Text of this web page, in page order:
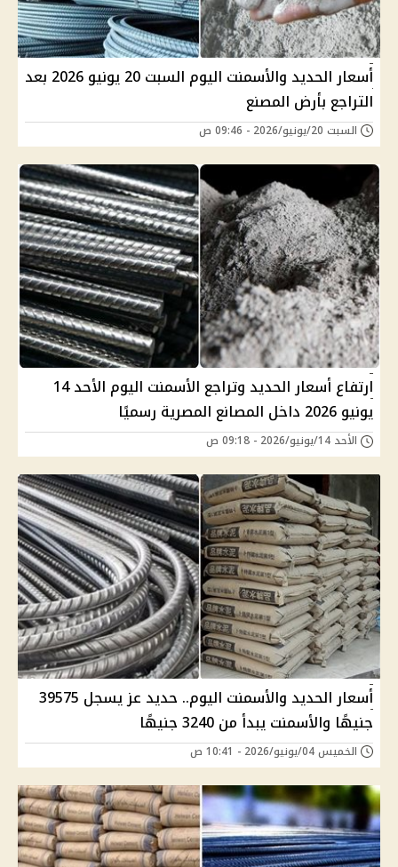
أسعار الحديد والأسمنت اليوم السبت 20 يونيو 2026 بعد
التراجع بأرض المصنع
السبت 20/يونيو/2026 - 09:46 ص
ارتفاع أسعار الحديد وتراجع الأسمنت اليوم الأحد 14
يونيو 2026 داخل المصانع المصرية رسميًا
الأحد 14/يونيو/2026 - 09:18 ص
أسعار الحديد والأسمنت اليوم.. حديد عز يسجل 39575
جنيهًا والأسمنت يبدأ من 3240 جنيهًا
الخميس 04/يونيو/2026 - 10:41 ص